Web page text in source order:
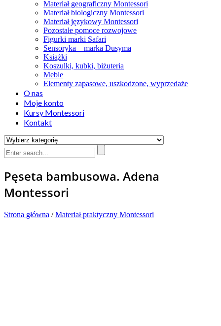
Materiał geograficzny Montessori
Materiał biologiczny Montessori
Materiał językowy Montessori
Pozostałe pomoce rozwojowe
Figurki marki Safari
Sensoryka – marka Dusyma
Książki
Koszulki, kubki, biżuteria
Meble
Elementy zapasowe, uszkodzone, wyprzedaże
O nas
Moje konto
Kursy Montessori
Kontakt
Pęseta bambusowa. Adena
Montessori
Strona główna /Materiał praktyczny Montessori